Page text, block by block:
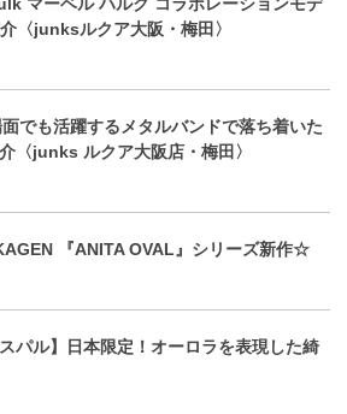
〈junksルクア大阪・梅田〉
面でも活躍するメタルバンドで落ち着いた
〈junks ルクア大阪店・梅田〉
『ANITA OVAL』シリーズ新作☆
パル】日本限定！オーロラを表現した綺